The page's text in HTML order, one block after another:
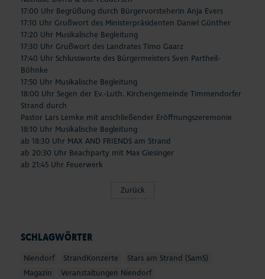
SCHLAGWÖRTER
Niendorf StrandKonzerte
Stars am Strand (SamS)
Magazin
Veranstaltungen Niendorf
17:00 Uhr Begrüßung durch Bürgervorsteherin Anja Evers
17:10 Uhr Grußwort des Ministerpräsidenten Daniel Günther
17:20 Uhr Musikalische Begleitung
17:30 Uhr Grußwort des Landrates Timo Gaarz
17:40 Uhr Schlussworte des Bürgermeisters Sven Partheil-
Böhnke
17:50 Uhr Musikalische Begleitung
18:00 Uhr Segen der Ev.-Luth. Kirchengemeinde Timmendorfer
Strand durch
Pastor Lars Lemke mit anschließender Eröffnungszeremonie
18:10 Uhr Musikalische Begleitung
ab 18:30 Uhr MAX AND FRIENDS am Strand
ab 20:30 Uhr Beachparty mit Max Giesinger
ab 21:45 Uhr Feuerwerk
Zurück